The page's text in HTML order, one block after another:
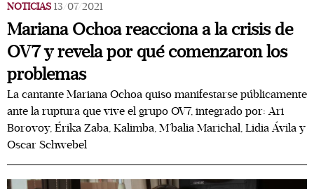
NOTICIAS 13/07/2021
Mariana Ochoa reacciona a la crisis de
OV7 y revela por qué comenzaron los
problemas
La cantante Mariana Ochoa quiso manifestarse públicamente
ante la ruptura que vive el grupo OV7, integrado por: Ari
Borovoy, Érika Zaba, Kalimba, M’balia Marichal, Lidia Ávila y
Oscar Schwebel